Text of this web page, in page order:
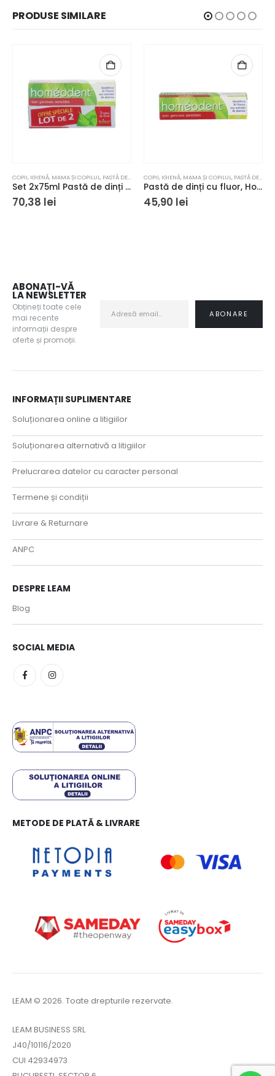
PRODUSE SIMILARE
COPII, IGIENĂ, MAMA ȘI COPILUL, PASTĂ DE DINȚI
Set 2x75ml Pastă de dinți cu fluor, Homeodent, Boiron, pentru gingii sensibile
70,38 lei
COPII, IGIENĂ, MAMA ȘI COPILUL, PASTĂ DE DINȚI
Pastă de dinți cu fluor, Homeodent, Boiron, pentru gingii sensibile 75ml
45,90 lei
ABONAȚI-VĂ
LA NEWSLETTER
Obțineți toate cele
mai recente
informații despre
oferte și promoții.
INFORMAȚII SUPLIMENTARE
Soluționarea online a litigiilor
Soluționarea alternativă a litigiilor
Prelucrarea datelor cu caracter personal
Termene și condiții
Livrare & Returnare
ANPC
DESPRE LEAM
Blog
SOCIAL MEDIA
METODE DE PLATĂ & LIVRARE
LEAM © 2026. Toate drepturile rezervate.
LEAM BUSINESS SRL
J40/10116/2020
CUI 42934973